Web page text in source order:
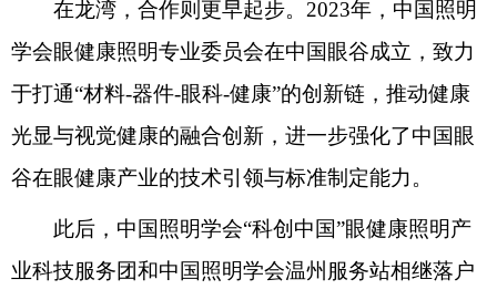
在龙湾，合作则更早起步。2023年，中国照明
学会眼健康照明专业委员会在中国眼谷成立，致力
于打通“材料-器件-眼科-健康”的创新链，推动健康
光显与视觉健康的融合创新，进一步强化了中国眼
谷在眼健康产业的技术引领与标准制定能力。
此后，中国照明学会“科创中国”眼健康照明产
业科技服务团和中国照明学会温州服务站相继落户